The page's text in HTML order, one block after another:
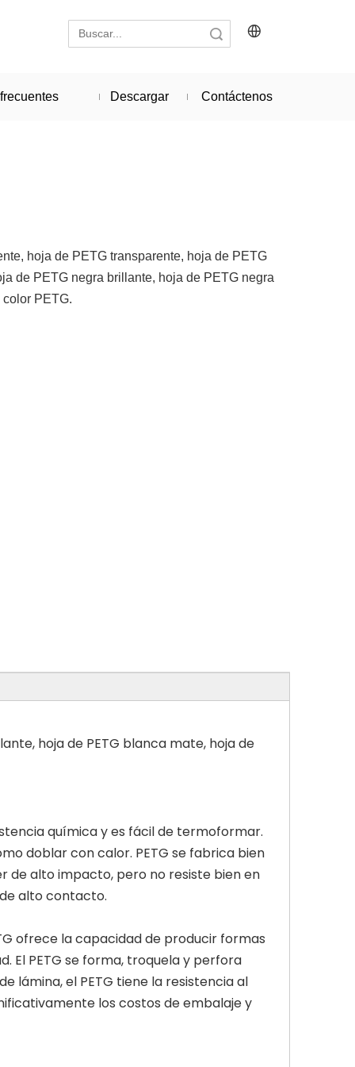
Descargar Contáctenos
hoja de PETG transparente, hoja de PETG
de PETG negra brillante, hoja de PETG negra
PETG.
hoja de PETG blanca mate, hoja de
química y es fácil de termoformar.
doblar con calor. PETG se fabrica bien
de alto impacto, pero no resiste bien en
alto contacto.
ofrece la capacidad de producir formas
El PETG se forma, troquela y perfora
lámina, el PETG tiene la resistencia al
los costos de embalaje y